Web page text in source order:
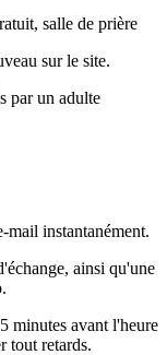
salle de prière
sur le site.
par un adulte
mail instantanément.
ainsi qu'une
minutes avant l'heure
tout retards.